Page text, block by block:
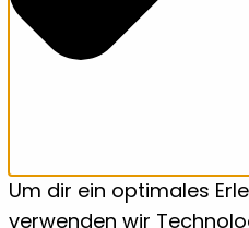
Um dir ein optimales
verwenden wir